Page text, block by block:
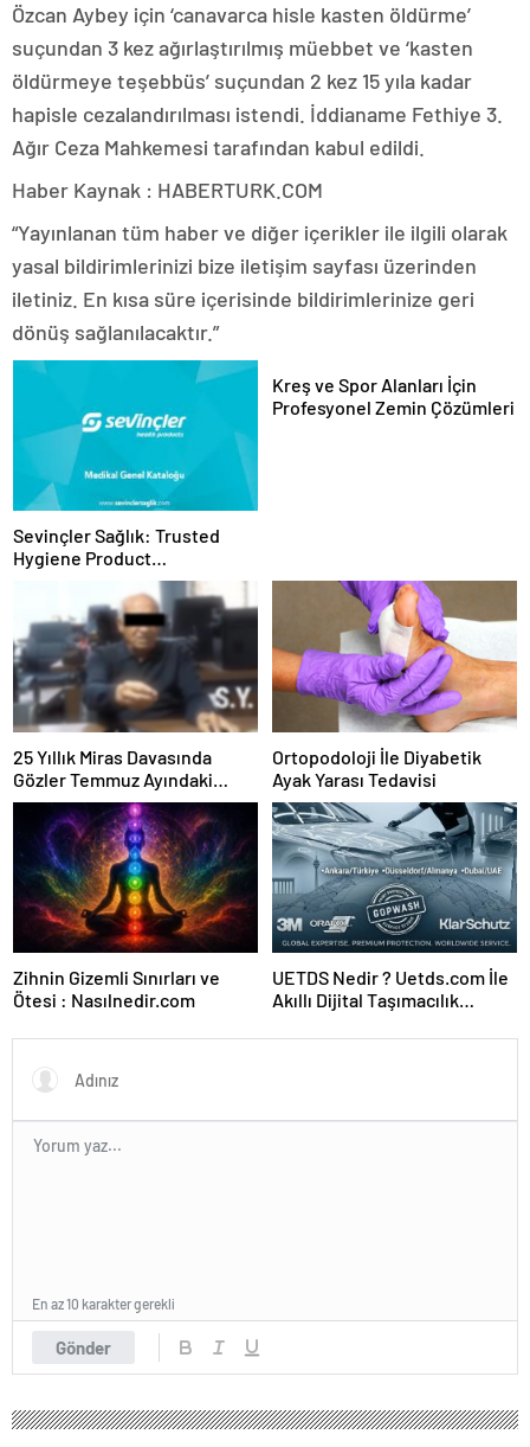
Özcan Aybey için ‘canavarca hisle kasten öldürme’
suçundan 3 kez ağırlaştırılmış müebbet ve ‘kasten
öldürmeye teşebbüs’ suçundan 2 kez 15 yıla kadar
hapisle cezalandırılması istendi. İddianame Fethiye 3.
Ağır Ceza Mahkemesi tarafından kabul edildi.
Haber Kaynak : HABERTURK.COM
“Yayınlanan tüm haber ve diğer içerikler ile ilgili olarak
yasal bildirimlerinizi bize iletişim sayfası üzerinden
iletiniz. En kısa süre içerisinde bildirimlerinize geri
dönüş sağlanılacaktır.”
Sevinçler Sağlık: Trusted
Hygiene Product
Manufacturer in Turkey
Kreş ve Spor Alanları İçin
Profesyonel Zemin Çözümleri
25 Yıllık Miras Davasında
Gözler Temmuz Ayındaki
Karar Duruşmasına Çevrildi
Ortopodoloji İle Diyabetik
Ayak Yarası Tedavisi
Zihnin Gizemli Sınırları ve
Ötesi : Nasılnedir.com
UETDS Nedir ? Uetds.com İle
Akıllı Dijital Taşımacılık
Gönder
En az 10 karakter gerekli